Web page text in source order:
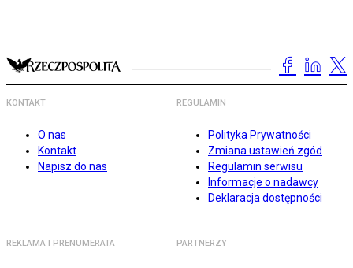
KONTAKT
O nas
Kontakt
Napisz do nas
REGULAMIN
Polityka Prywatności
Zmiana ustawień zgód
Regulamin serwisu
Informacje o nadawcy
Deklaracja dostępności
REKLAMA I PRENUMERATA PARTNERZY